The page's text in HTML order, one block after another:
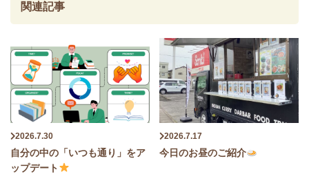
関連記事
2026.7.30
自分の中の「いつも通り」をア
ップデート
2026.7.17
今日のお昼のご紹介